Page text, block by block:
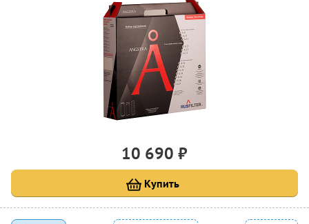
10 690 ₽
Купить